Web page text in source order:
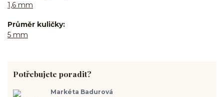
1,6 mm
Průměr kuličky
5 mm
Potřebujete poradit?
Markéta Badurová